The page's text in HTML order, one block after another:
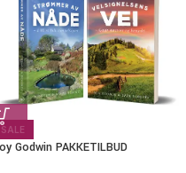
SALE
Godwin PAKKETILBUD